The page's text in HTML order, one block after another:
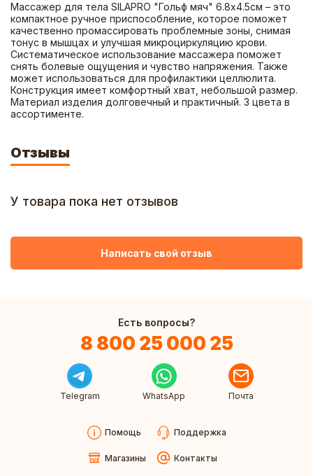
Массажер для тела SILAPRO "Гольф мяч" 6.8x4.5см – это
компактное ручное приспособление, которое поможет
качественно промассировать проблемные зоны, снимая
тонус в мышцах и улучшая микроциркуляцию крови.
Систематическое использование массажера поможет
снять болевые ощущения и чувство напряжения. Также
может использоваться для профилактики целлюлита.
Конструкция имеет комфортный хват, небольшой размер.
Материал изделия долговечный и практичный. 3 цвета в
ассортименте.
Отзывы
У товара пока нет отзывов
Написать свой отзыв
Есть вопросы?
8 800 25 000 25
Telegram WhatsApp Почта
Помощь Поддержка
Магазины Контакты